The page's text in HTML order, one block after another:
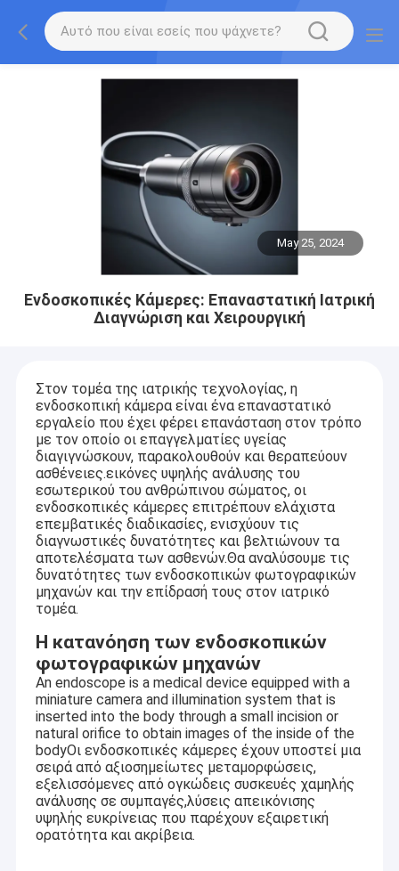
May 25, 2024
Ενδοσκοπικές Κάμερες: Επαναστατική Ιατρική
Διαγνώριση και Χειρουργική
Στον τομέα της ιατρικής τεχνολογίας, η
ενδοσκοπική κάμερα είναι ένα επαναστατικό
εργαλείο που έχει φέρει επανάσταση στον τρόπο
με τον οποίο οι επαγγελματίες υγείας
διαγιγνώσκουν, παρακολουθούν και θεραπεύουν
ασθένειες.εικόνες υψηλής ανάλυσης του
εσωτερικού του ανθρώπινου σώματος, οι
ενδοσκοπικές κάμερες επιτρέπουν ελάχιστα
επεμβατικές διαδικασίες, ενισχύουν τις
διαγνωστικές δυνατότητες και βελτιώνουν τα
αποτελέσματα των ασθενών.Θα αναλύσουμε τις
δυνατότητες των ενδοσκοπικών φωτογραφικών
μηχανών και την επίδρασή τους στον ιατρικό
τομέα.
Η κατανόηση των ενδοσκοπικών
φωτογραφικών μηχανών
An endoscope is a medical device equipped with a
miniature camera and illumination system that is
inserted into the body through a small incision or
natural orifice to obtain images of the inside of the
bodyΟι ενδοσκοπικές κάμερες έχουν υποστεί μια
σειρά από αξιοσημείωτες μεταμορφώσεις,
εξελισσόμενες από ογκώδεις συσκευές χαμηλής
ανάλυσης σε συμπαγές,λύσεις απεικόνισης
υψηλής ευκρίνειας που παρέχουν εξαιρετική
ορατότητα και ακρίβεια.